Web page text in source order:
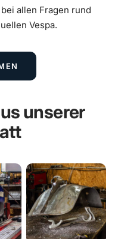
allen Fragen rund
Vespa.
unserer